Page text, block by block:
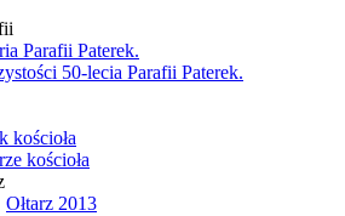
Parafii Paterek.
50-lecia Parafii Paterek.
kościoła
kościoła
Ołtarz 2013